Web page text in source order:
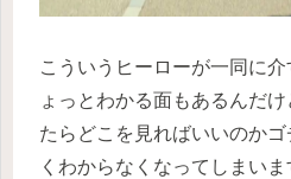
こういうヒーローが一同に
ょっとわかる面もあるんだ
たらどこを見ればいいのか
くわからなくなってしまいま